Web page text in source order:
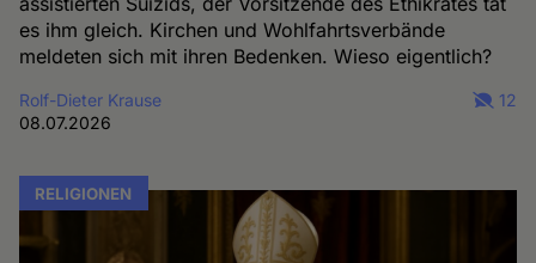
es ihm gleich. Kirchen und Wohlfahrtsverbände
meldeten sich mit ihren Bedenken. Wieso eigentlich?
Rolf-Dieter Krause
08.07.2026
12
RELIGIONEN